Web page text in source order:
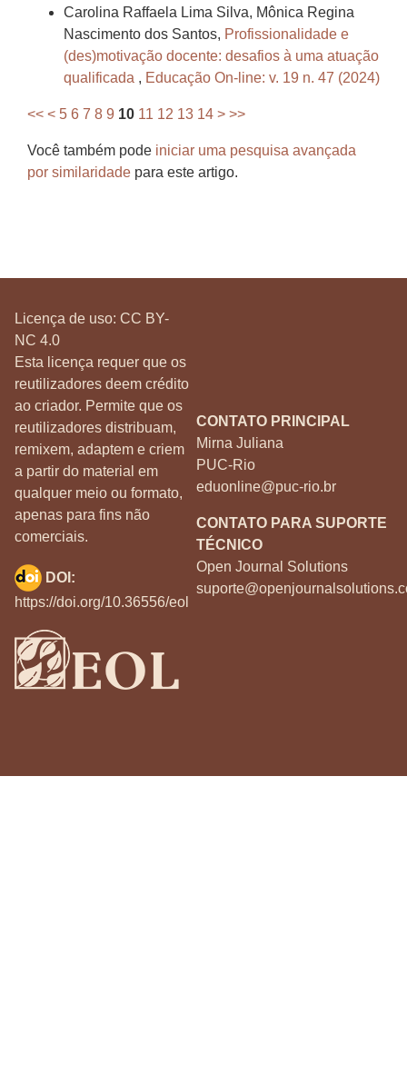
Carolina Raffaela Lima Silva, Mônica Regina
Nascimento dos Santos, Profissionalidade e
(des)motivação docente: desafios à uma atuação
qualificada , Educação On-line: v. 19 n. 47 (2024)
<< < 5 6 7 8 9 10 11 12 13 14 > >>
Você também pode iniciar uma pesquisa avançada
por similaridade para este artigo.
Licença de uso: CC BY-
NC 4.0
Esta licença requer que os
reutilizadores deem crédito
ao criador. Permite que os
reutilizadores distribuam,
remixem, adaptem e criem
a partir do material em
qualquer meio ou formato,
apenas para fins não
comerciais.
CONTATO PRINCIPAL
Mirna Juliana
PUC-Rio
eduonline@puc-rio.br
CONTATO PARA SUPORTE
TÉCNICO
Open Journal Solutions
DOI:
https://doi.org/10.36556/eol